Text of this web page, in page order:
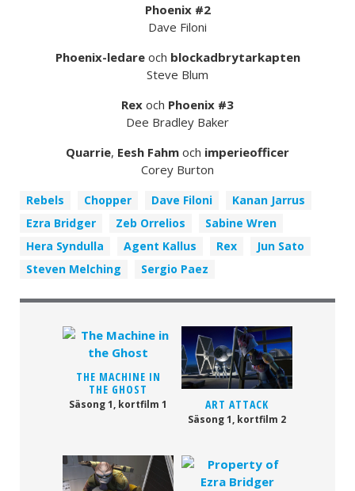
Phoenix #2
Dave Filoni
Phoenix-ledareoch blockadbrytarkapten
Steve Blum
Rex och Phoenix #3
Dee Bradley Baker
Quarrie, Eesh Fahm och imperieofficer
Corey Burton
Rebels Chopper Dave Filoni
Kanan Jarrus
Ezra Bridger
Zeb Orrelios
Sabine Wren
Hera Syndulla
Agent Kallus Rex
Jun Sato
Steven Melching
Sergio Paez
THE MACHINE IN
THE GHOST
Säsong 1, kortfilm 1 ART ATTACK
Säsong 1, kortfilm 2